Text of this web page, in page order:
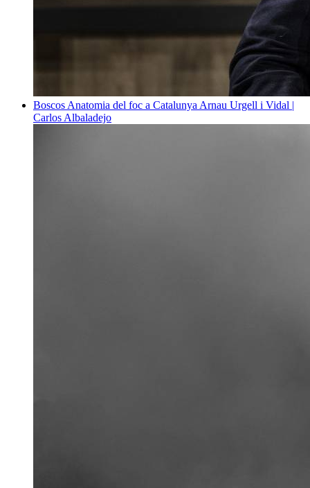
Boscos Anatomia del foc a Catalunya Arnau Urgell i Vidal |
Carlos Albaladejo